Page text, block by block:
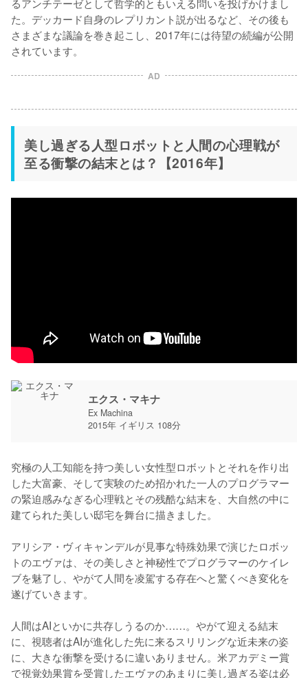
た。デッカード自身のレプリカント説が出るなど、その後も
さまざまな議論を巻き起こし、2017年には待望の続編が公開
AD
美し過ぎる人型ロボットと人間の心理戦が
至る衝撃の結末とは？【2016年】
エクス・マキナ
Ex Machina
2015年 イギリス 108分
究極の人工知能を持つ美しい女性型ロボットとそれを作り出
した大富豪、そして実験のため招かれた一人のプログラマー
の緊迫感みなぎる心理戦とその残酷な結末を、大自然の中に
建てられた美しい邸宅を舞台に描きました。
アリシア・ヴィキャンデルが見事な特殊効果で演じたロボッ
トのエヴァは、その美しさと神秘性でプログラマーのケイレ
ブを魅了し、やがて人間を凌駕する存在へと驚くべき変化を
遂げていきます。
人間はAIといかに共存しうるのか……。やがて迎える結末
に、視聴者はAIが進化した先に来るスリリングな近未来の姿
に、大きな衝撃を受けるに違いありません。米アカデミー賞
で視覚効果賞を受賞したエヴァのあまりに美し過ぎる姿は必